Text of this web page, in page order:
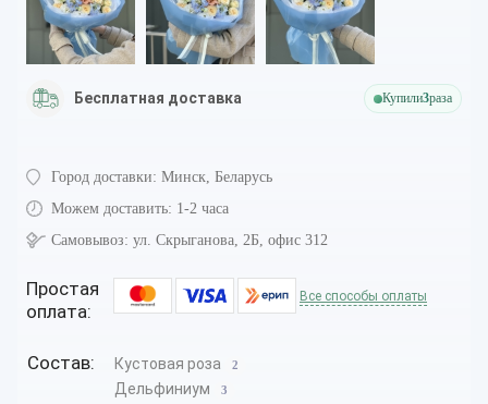
Бесплатная доставка Купили3раза
Город доставки: Минск, Беларусь
Можем доставить: 1-2 часа
Самовывоз: ул. Скрыганова, 2Б, офис 312
Простая
оплата:
Все способы оплаты
Состав: Кустовая роза 2
Дельфиниум 3